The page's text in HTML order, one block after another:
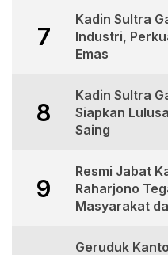
7
Kadin Sultra
Industri,
Emas
8
Kadin Sultra
Siapkan
Saing
9
Resmi Jabat
Raharjono
Masyarakat
Geruduk